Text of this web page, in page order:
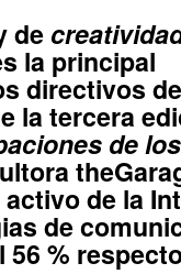
de
la principal
directivos de
la tercera
de
de la
de
56 %